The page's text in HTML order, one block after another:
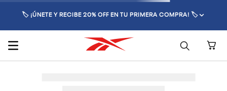
🏷️ ¡ÚNETE Y RECIBE 20% OFF EN TU PRIMERA COMPRA! 🏷️